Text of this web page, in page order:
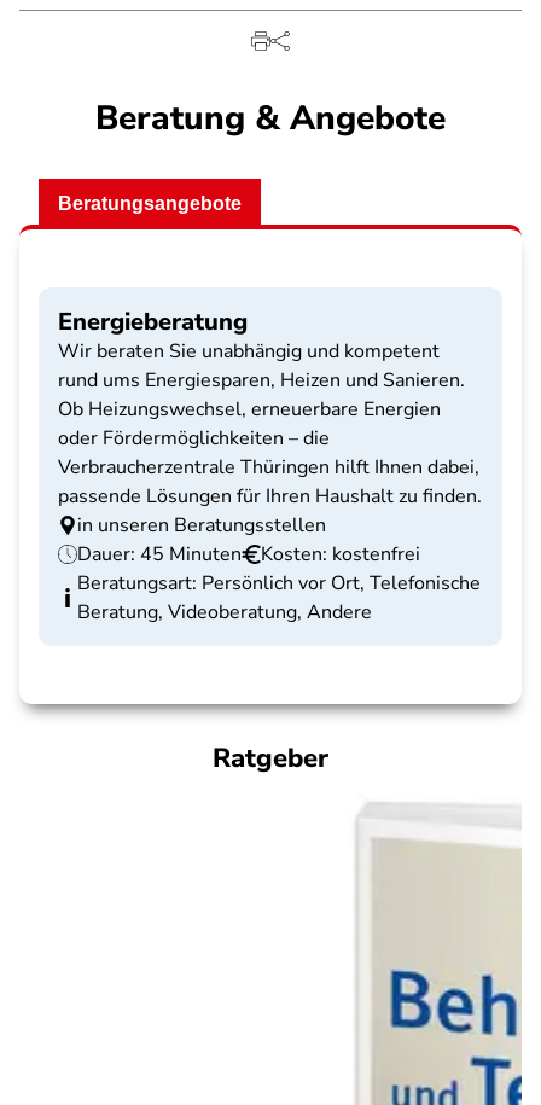
Beratung & Angebote
Beratungsangebote
Energieberatung
Wir beraten Sie unabhängig und kompetent
rund ums Energiesparen, Heizen und Sanieren.
Ob Heizungswechsel, erneuerbare Energien
oder Fördermöglichkeiten – die
Verbraucherzentrale Thüringen hilft Ihnen dabei,
passende Lösungen für Ihren Haushalt zu finden.
in unseren Beratungsstellen
Dauer: 45 Minuten
Kosten: kostenfrei
Beratungsart: Persönlich vor Ort, Telefonische
Beratung, Videoberatung, Andere
Ratgeber